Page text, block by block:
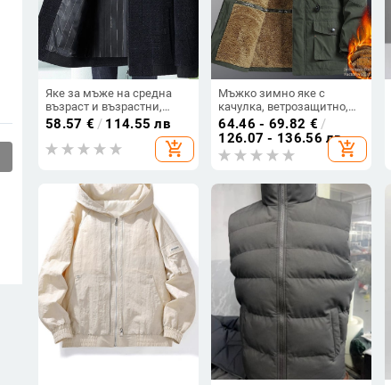
Яке за мъже на средна
възраст и възрастни,
пролетно-есенно
неформално външно
облекло, ленено-смесена
тъкан, цип, стояща яка,
58.57 € / 114.55 лв
add_shopping_cart
Мъжко зимно яке с
качулка, ветрозащитно,
подплатено с велур,
средна дължина, цип.
64.46 - 69.82 € /
126.07 - 136.56 лв
add_shopping_cart